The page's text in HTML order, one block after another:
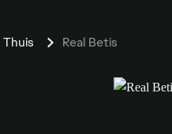
Thuis Real Betis